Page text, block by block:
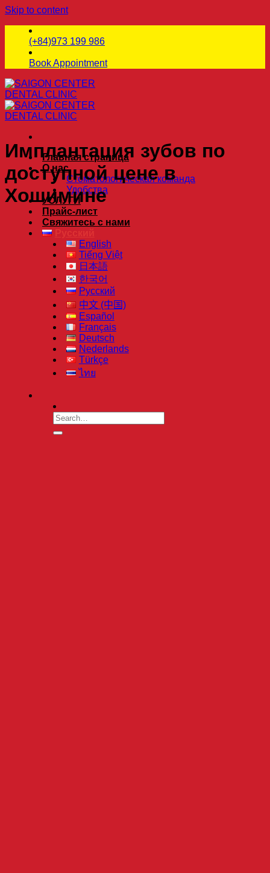
Skip to content
(+84)973 199 986
Book Appointment
Главная страница
О нас
Стоматологическая команда
Удобства
УСЛУГИ
Прайс-лист
Свяжитесь с нами
English
Tiếng Việt
日本語
한국어
Русский
中文 (中国)
Español
Français
Deutsch
Nederlands
Türkçe
ไทย
Имплантация зубов по
доступной цене в
Хошимине